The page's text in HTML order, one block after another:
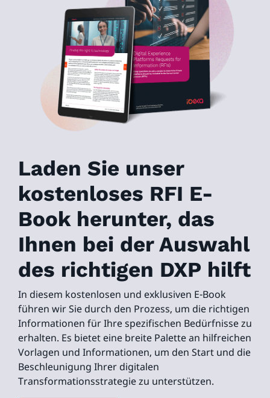
Laden Sie unser
kostenloses RFI E-
Book herunter, das
Ihnen bei der Auswahl
des richtigen DXP hilft
In diesem kostenlosen und exklusiven E-Book
führen wir Sie durch den Prozess, um die richtigen
Informationen für Ihre spezifischen Bedürfnisse zu
erhalten. Es bietet eine breite Palette an hilfreichen
Vorlagen und Informationen, um den Start und die
Beschleunigung Ihrer digitalen
Transformationsstrategie zu unterstützen.